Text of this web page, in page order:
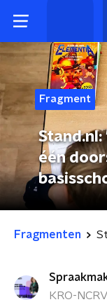
Fragment
één
Fragmenten
KRO-NCRV